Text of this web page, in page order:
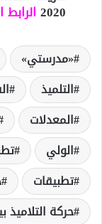
2020 الرابط
«مدرستي»
التلميذ
المعدلات
الولي
تطبيقات
حركة التلاميذ